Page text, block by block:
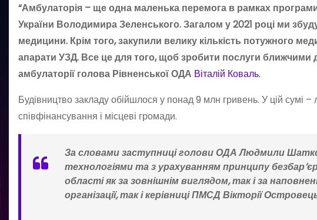
“Амбулаторія – ще одна маленька перемога в рамках
України Володимира Зеленського. Загалом у 2021 році ми
медицини. Крім того, закупили велику кількість потужного
апарати УЗД. Все це для того, щоб зробити послуги ближчими
амбулаторії голова Рівненської ОДА Віталій Коваль.
Будівництво закладу обійшлося у понад 9 млн гривень. У цій сумі
співфінансування і місцеві громади.
За словами заступниці голови ОДА Людмили
технологіями та з урахуванням принципу
області як за зовнішнім виглядом, так і за
організації, так і керівниці ПМСД Вікторії